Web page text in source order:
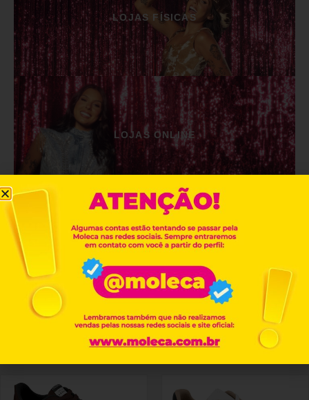
LOJAS FÍSICAS
LOJAS ONLINE
Produtos relacionados